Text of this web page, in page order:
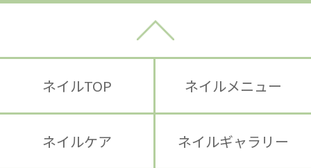
ネイルTOP ネイルメニュー
ネイルケア ネイルギャラリー